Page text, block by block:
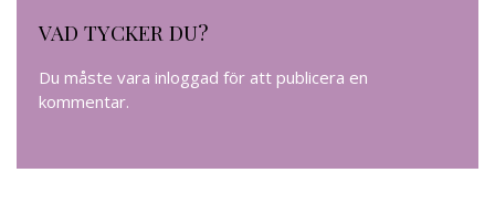
VAD TYCKER DU?
Du måste vara inloggad för att publicera en
kommentar.